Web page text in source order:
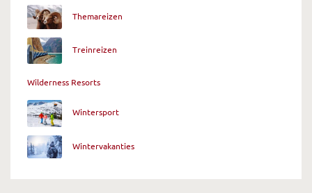
Themareizen
Treinreizen
Wilderness Resorts
Wintersport
Wintervakanties